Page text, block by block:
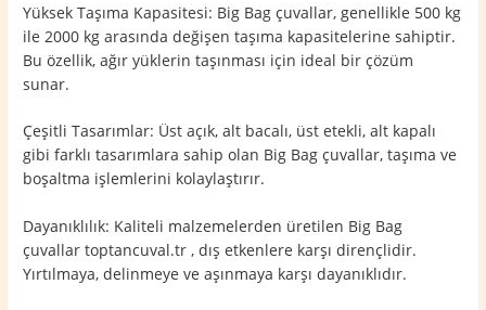
Yüksek Taşıma Kapasitesi: Big Bag çuvallar, genellikle 500 kg
ile 2000 kg arasında değişen taşıma kapasitelerine sahiptir.
Bu özellik, ağır yüklerin taşınması için ideal bir çözüm
sunar.
Çeşitli Tasarımlar: Üst açık, alt bacalı, üst etekli, alt kapalı
gibi farklı tasarımlara sahip olan Big Bag çuvallar, taşıma ve
boşaltma işlemlerini kolaylaştırır.
Dayanıklılık: Kaliteli malzemelerden üretilen Big Bag
çuvallar toptancuval.tr , dış etkenlere karşı dirençlidir.
Yırtılmaya, delinmeye ve aşınmaya karşı dayanıklıdır.